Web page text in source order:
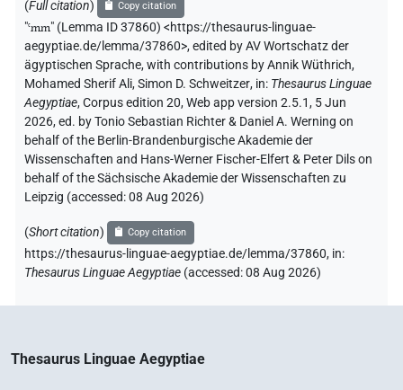
ⲁⲛⲅⲉⲫⲁⲣⲟⲥ entspreche,pgg.t
ein Frosch oder eine Kröte (was die Erklärung ihrer
als rudimentäre Gehäuse obsolet macht) und es
komme in den Sargtexten auch von einem Menschen
vor. DrogWb, 96 widerspricht wiederum Iversen, weil
sich die von ihm erwähnte Sargtextstelle in Wirklichkeit
auf einen Vogel bezieht und in einem Kontext mit
„Darm“ steht. Als Bedeutung wird im DrogWb daher
etwas zurückhaltender nur vorgeschlagen: „ein
Coffin Texts, 72 schließt sich ohne Diskussion des
Begriffes Iversen an, ebenso Bardinet, Papyrus
médicaux, 268 in seiner Übersetzung des Rezeptes.
Bedeutungsspanne vonꜣjs: „Windungen“, die ebenfalls
(Full citation) Copy citation
"ꜥmm" (Lemma ID 37860) <https://thesaurus-linguae-
aegyptiae.de/lemma/37860>,edited by AV Wortschatz der
ägyptischen Sprache,with contributions byAnnik Wüthrich,
Mohamed Sherif Ali,Simon D. Schweitzer, in: Thesaurus Linguae
Aegyptiae,Corpus edition 20, Web app version 2.5.1, 5 Jun
2026, ed. by Tonio Sebastian Richter & Daniel A. Werning on
behalf of the Berlin-Brandenburgische Akademie der
Wissenschaften and Hans-Werner Fischer-Elfert & Peter Dils on
behalf of the Sächsische Akademie der Wissenschaften zu
Leipzig (accessed:08 Aug 2026)
(Short citation) Copy citation
https://thesaurus-linguae-aegyptiae.de/lemma/37860, in:
Thesaurus Linguae Aegyptiae (accessed:08 Aug 2026)
Thesaurus Linguae Aegyptiae